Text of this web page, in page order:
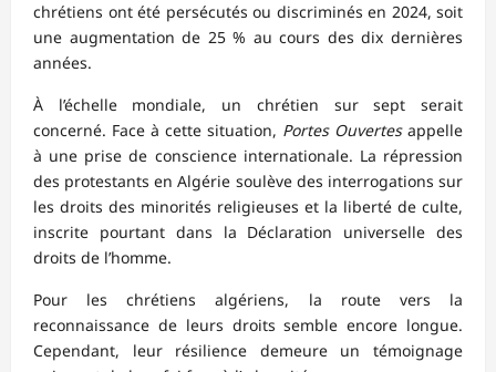
chrétiens ont été persécutés ou discriminés en 2024, soit
une augmentation de 25 % au cours des dix dernières
années.
À l’échelle mondiale, un chrétien sur sept serait
concerné. Face à cette situation, Portes Ouvertesappelle
à une prise de conscience internationale. La répression
des protestants en Algérie soulève des interrogations sur
les droits des minorités religieuses et la liberté de culte,
inscrite pourtant dans la Déclaration universelle des
droits de l’homme.
Pour les chrétiens algériens, la route vers la
reconnaissance de leurs droits semble encore longue.
Cependant, leur résilience demeure un témoignage